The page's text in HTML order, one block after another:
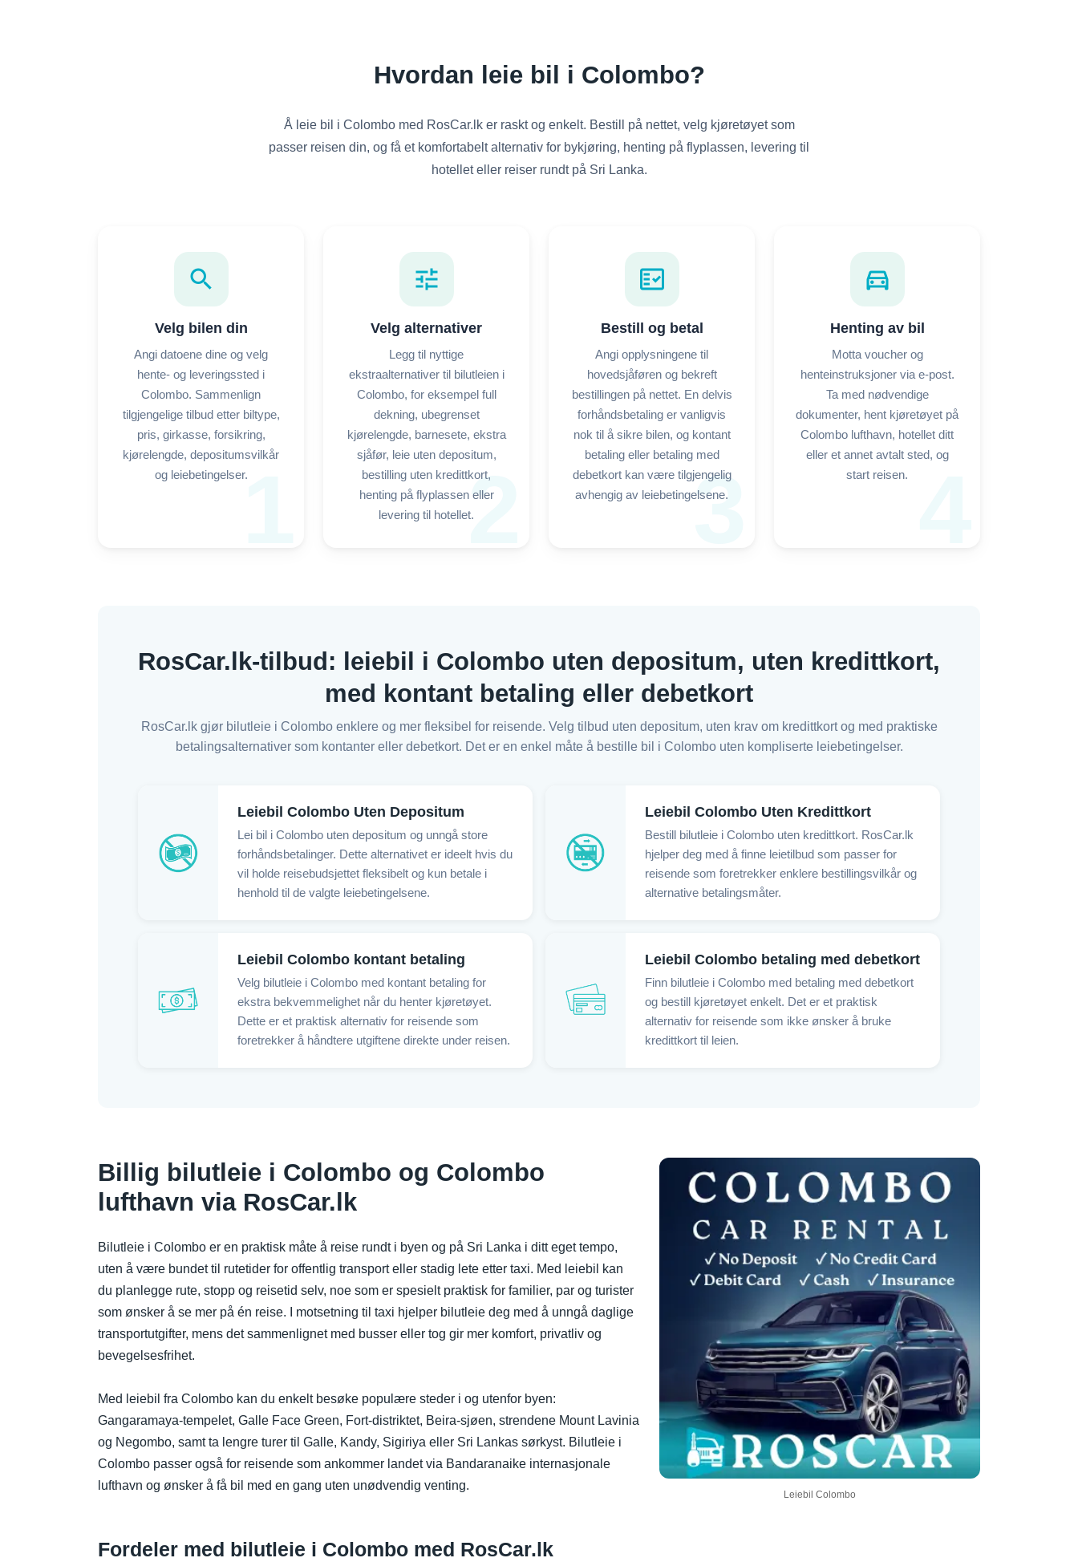
Hvordan leie bil i Colombo?
Å leie bil i Colombo med RosCar.lk er raskt og enkelt. Bestill på nettet, velg kjøretøyet som
passer reisen din, og få et komfortabelt alternativ for bykjøring, henting på flyplassen, levering til
hotellet eller reiser rundt på Sri Lanka.
1
search
Velg bilen din
Angi datoene dine og velg
hente- og leveringssted i
Colombo. Sammenlign
tilgjengelige tilbud etter biltype,
pris, girkasse, forsikring,
kjørelengde, depositumsvilkår
og leiebetingelser.
2
tune
Velg alternativer
Legg til nyttige
ekstraalternativer til bilutleien i
Colombo, for eksempel full
dekning, ubegrenset
kjørelengde, barnesete, ekstra
sjåfør, leie uten depositum,
bestilling uten kredittkort,
henting på flyplassen eller
levering til hotellet.
3
fact_check
Bestill og betal
Angi opplysningene til
hovedsjåføren og bekreft
bestillingen på nettet. En delvis
forhåndsbetaling er vanligvis
nok til å sikre bilen, og kontant
betaling eller betaling med
debetkort kan være tilgjengelig
avhengig av leiebetingelsene.
directions_car
Henting av bil
Motta voucher og
henteinstruksjoner via e-post.
Ta med nødvendige
dokumenter, hent kjøretøyet på
Colombo lufthavn, hotellet ditt
eller et annet avtalt sted, og
start reisen.
RosCar.lk-tilbud: leiebil i Colombo uten depositum, uten kredittkort,
med kontant betaling eller debetkort
RosCar.lk gjør bilutleie i Colombo enklere og mer fleksibel for reisende. Velg tilbud uten depositum, uten krav om kredittkort og med praktiske
betalingsalternativer som kontanter eller debetkort. Det er en enkel måte å bestille bil i Colombo uten kompliserte leiebetingelser.
Leiebil Colombo Uten Depositum
Lei bil i Colombo uten depositum og unngå store
forhåndsbetalinger. Dette alternativet er ideelt hvis du
vil holde reisebudsjettet fleksibelt og kun betale i
henhold til de valgte leiebetingelsene.
Leiebil Colombo Uten Kredittkort
Bestill bilutleie i Colombo uten kredittkort. RosCar.lk
hjelper deg med å finne leietilbud som passer for
reisende som foretrekker enklere bestillingsvilkår og
alternative betalingsmåter.
Leiebil Colombo kontant betaling
Velg bilutleie i Colombo med kontant betaling for
ekstra bekvemmelighet når du henter kjøretøyet.
Dette er et praktisk alternativ for reisende som
foretrekker å håndtere utgiftene direkte under reisen.
Leiebil Colombo betaling med debetkort
Finn bilutleie i Colombo med betaling med debetkort
og bestill kjøretøyet enkelt. Det er et praktisk
alternativ for reisende som ikke ønsker å bruke
kredittkort til leien.
Leiebil Colombo
Billig bilutleie i Colombo og Colombo
lufthavn via RosCar.lk
Bilutleie i Colombo er en praktisk måte å reise rundt i byen og på Sri Lanka i ditt eget tempo,
uten å være bundet til rutetider for offentlig transport eller stadig lete etter taxi. Med leiebil kan
du planlegge rute, stopp og reisetid selv, noe som er spesielt praktisk for familier, par og turister
som ønsker å se mer på én reise. I motsetning til taxi hjelper bilutleie deg med å unngå daglige
transportutgifter, mens det sammenlignet med busser eller tog gir mer komfort, privatliv og
bevegelsesfrihet.
Med leiebil fra Colombo kan du enkelt besøke populære steder i og utenfor byen:
Gangaramaya-tempelet, Galle Face Green, Fort-distriktet, Beira-sjøen, strendene Mount Lavinia
og Negombo, samt ta lengre turer til Galle, Kandy, Sigiriya eller Sri Lankas sørkyst. Bilutleie i
Colombo passer også for reisende som ankommer landet via Bandaranaike internasjonale
lufthavn og ønsker å få bil med en gang uten unødvendig venting.
Fordeler med bilutleie i Colombo med RosCar.lk